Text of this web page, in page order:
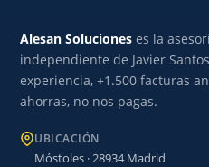
Alesan Soluciones es la
independiente de Javier
experiencia, +1.500 facturas
ahorras, no nos pagas.
UBICACIÓN
Móstoles · 28934 Madrid